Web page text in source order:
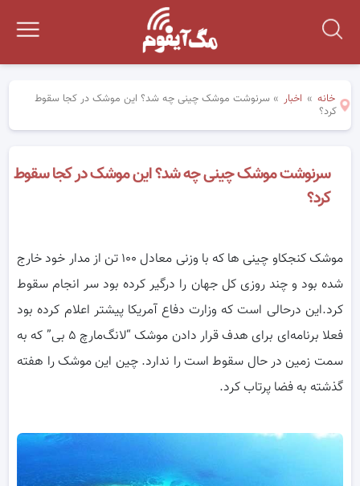
خانه » اخبار »سرنوشت موشک چینی چه شد؟ این موشک در کجا سقوط
کرد؟
سرنوشت موشک چینی چه شد؟ این موشک در کجا سقوط
کرد؟
موشک کنجکاو چینی ها که با وزنی معادل ۱۰۰ تن از مدار خود خارج
شده بود و چند روزی کل جهان را درگیر کرده بود سر انجام سقوط
کرد.این درحالی است که وزارت دفاع آمریکا پیشتر اعلام کرده بود
فعلا برنامه‌ای برای هدف قرار دادن موشک “لانگ‌مارچ ۵ بی” که به
سمت زمین در حال سقوط است را ندارد. چین این موشک را هفته
گذشته به فضا پرتاب کرد.